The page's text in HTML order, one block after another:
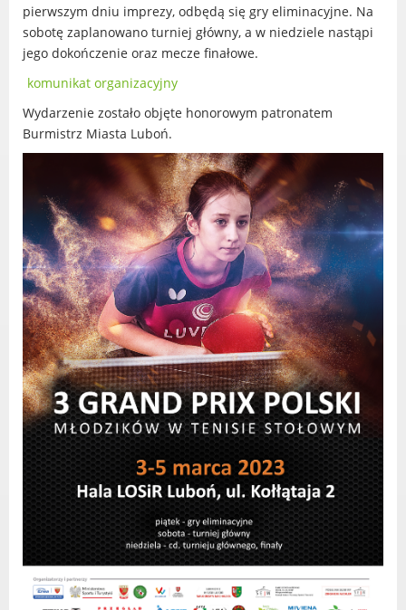
Władze Miasta
O mieście
Luboński Szlak Architektury
Przemysłowej
Śladami historii Lubonia
Gry miejskie
Kultura
Komenda Straży Miejskiej Miasta
Luboń
Komisariat Policji w Luboniu
LOSiR
Serwisy mapowe
Informator Miasta Luboń
Ogłoszenia o pracę
Plaża Miejska przy ul. Rzecznej w
Luboniu
RADA MIASTA LUBOŃ
Portal Mieszkańca. Aktualne informacje
Radni Rady Miasta Luboń
Sesja Rady Miasta
Harmonogram dyżurów radnych
Komisje Rady Miasta Luboń
pierwszym dniu imprezy, odbędą się gry eliminacyjne. Na
sobotę zaplanowano turniej główny, a w niedziele nastąpi
jego dokończenie oraz mecze finałowe.
komunikat organizacyjny
Wydarzenie zostało objęte honorowym patronatem
Burmistrz Miasta Luboń.